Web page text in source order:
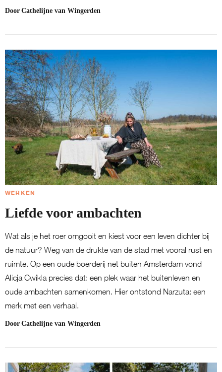
Door Cathelijne van Wingerden
WERKEN
Liefde voor ambachten
Wat als je het roer omgooit en kiest voor een leven dichter bij
de natuur? Weg van de drukte van de stad met vooral rust en
ruimte. Op een oude boerderij net buiten Amsterdam vond
Alicja Cwikla precies dat: een plek waar het buitenleven en
oude ambachten samenkomen. Hier ontstond Narzuta: een
merk met een verhaal.
Door Cathelijne van Wingerden